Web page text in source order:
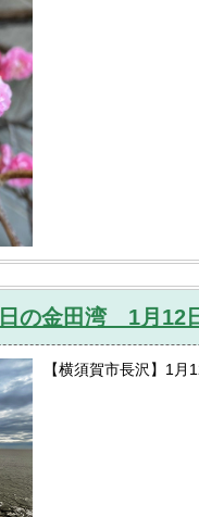
の金田湾 1月12
【横須賀市長沢】1